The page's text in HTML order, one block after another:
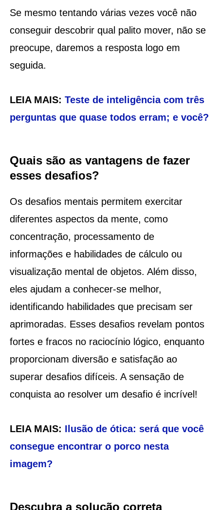
Se mesmo tentando várias vezes você não
conseguir descobrir qual palito mover, não se
preocupe, daremos a resposta logo em
seguida.
LEIA MAIS: Teste de inteligência com três
perguntas que quase todos erram; e você?
Quais são as vantagens de fazer
esses desafios?
Os desafios mentais permitem exercitar
diferentes aspectos da mente, como
concentração, processamento de
informações e habilidades de cálculo ou
visualização mental de objetos. Além disso,
eles ajudam a conhecer-se melhor,
identificando habilidades que precisam ser
aprimoradas. Esses desafios revelam pontos
fortes e fracos no raciocínio lógico, enquanto
proporcionam diversão e satisfação ao
superar desafios difíceis. A sensação de
conquista ao resolver um desafio é incrível!
LEIA MAIS: Ilusão de ótica: será que você
consegue encontrar o porco nesta
imagem?
Descubra a solução correta